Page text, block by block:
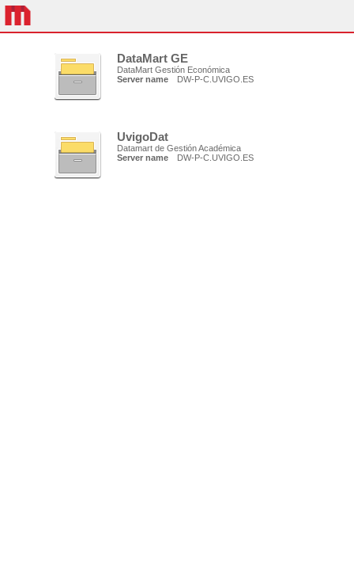
DataMart GE
DataMart Gestión Económica
Server name
DW-P-C.UVIGO.ES
UvigoDat
Datamart de Gestión Académica
Server name
DW-P-C.UVIGO.ES